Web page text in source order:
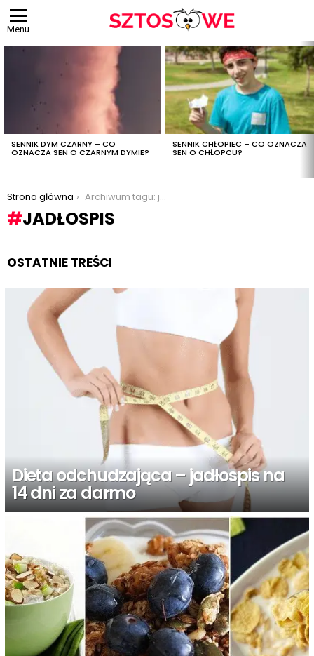
Menu
OSTATNIE
SENNIK DYM CZARNY – CO
OZNACZA SEN O CZARNYM DYMIE?
SENNIK CHŁOPIEC – CO OZNACZA
SEN O CHŁOPCU?
Jesteś tutaj:
Strona główna Archiwum tagu: jadłospis
JADŁOSPIS
OSTATNIE TREŚCI
Dieta odchudzająca – jadłospis na
14 dni za darmo